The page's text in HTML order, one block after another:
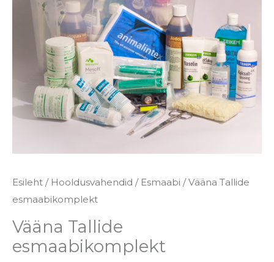
Esileht / Hooldusvahendid / Esmaabi / Vääna Tallide
esmaabikomplekt
Vääna Tallide
esmaabikomplekt